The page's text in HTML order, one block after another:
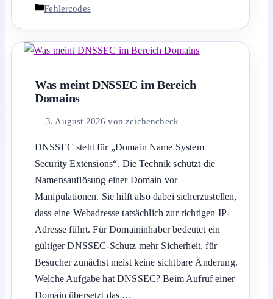
Kategorien
Fehlercodes
Was meint DNSSEC im Bereich
Domains
3. August 2026 vonzeichencheck
DNSSEC steht für „Domain Name System
Security Extensions“. Die Technik schützt die
Namensauflösung einer Domain vor
Manipulationen. Sie hilft also dabei sicherzustellen,
dass eine Webadresse tatsächlich zur richtigen IP-
Adresse führt. Für Domaininhaber bedeutet ein
gültiger DNSSEC-Schutz mehr Sicherheit, für
Besucher zunächst meist keine sichtbare Änderung.
Welche Aufgabe hat DNSSEC? Beim Aufruf einer
Domain übersetzt das …